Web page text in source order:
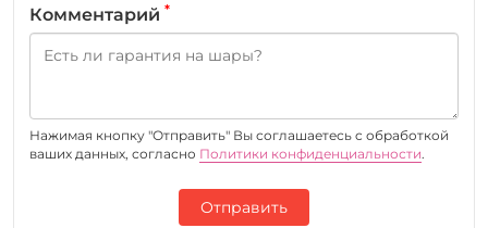
Комментарий *
Нажимая кнопку "Отправить" Вы соглашаетесь c обработкой
ваших данных, согласно Политики конфиденциальности.
Отправить